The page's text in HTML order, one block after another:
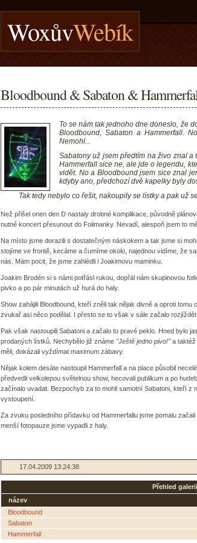
WoxůvWebík
Bloodbound & Sabaton &
To se nám tak jednoho dne doneslo, že
Bloodbound, Sabaton a Hammerfall.
Nemohl...
Sabatony už jsem předtím na živo znal
Hammerfall sice ne, ale jde o legendu,
vidět. No a Bloodbound jsem sice znal
kdyby ano, předchozí dvě kapelky byly
Tak tedy nebylo co řešit, nakoupily se lístky a pak už
Než přišel onen den D nastaly drobné komplikace, původně
nutné koncert přesunout do Folimanky. Nevadí, alespoň jsem to
Na místo jsme dorazili s dostatečným náskokem a tak jsme si
stojíme ve frontě, kecáme a čumíme okolo, najednou vidíme, že
nás. Mám pocit, že jsme zahlédli i Joakimovu maminku.
Joakim Brodén si s námi potřásl rukou, dopřál nám skupinovou
pivko a po pár minutách už hurá do haly.
Show zahájili Bloodbound, kteří zněli tak nějak divně a oproti
zvukař asi něco podělal. I přesto se to však v sále začalo rozjíždět.
Pak však nastoupili Sabatoni a začalo to pravé peklo. Hned bylo
prodaných lístků. Nechybělo již známe "Ještě jedno pivo!"a taktéž
měli, dokázali vyždímat maximum zábavy.
Nějak kolem desáte nastoupil Hammerfall a na place působil
předvedli velkolepou světelnou show, hecovali publikum a po
začínalo uvadat. Bezpochyb za to mohli samotní Sabatoni, kteří z
vystoupení.
Za zvuku posledního přídavku od Hammerfallu jsme pomalu
menší fotopauze jsme vypadli z haly.
17.04.2009 13:24:38
Přehled galerií
název
Bloodbound
Sabaton
Hammerfall